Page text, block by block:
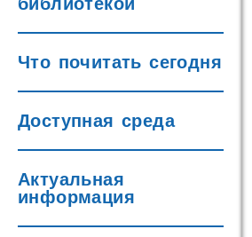
Что почитать сегодня
Доступная среда
Актуальная
информация